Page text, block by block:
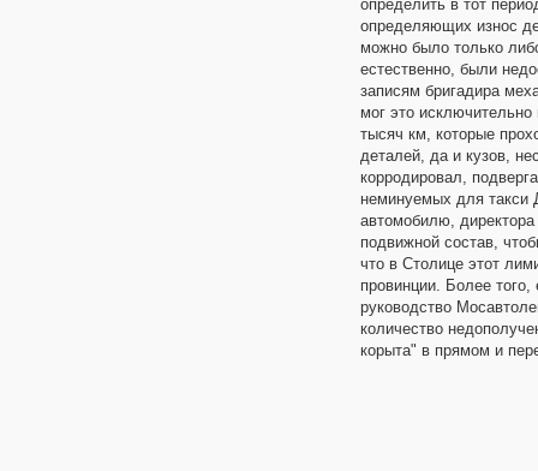
определить в тот
определяющих износ
можно было только
естественно, были
записям бригадира
мог это
тысяч км, которые
деталей, да и кузов,
корродировал,
неминуемых для такси
автомобилю,
подвижной состав,
что в Столице этот
провинции. Более
руководство
количество
корыта" в прямом и